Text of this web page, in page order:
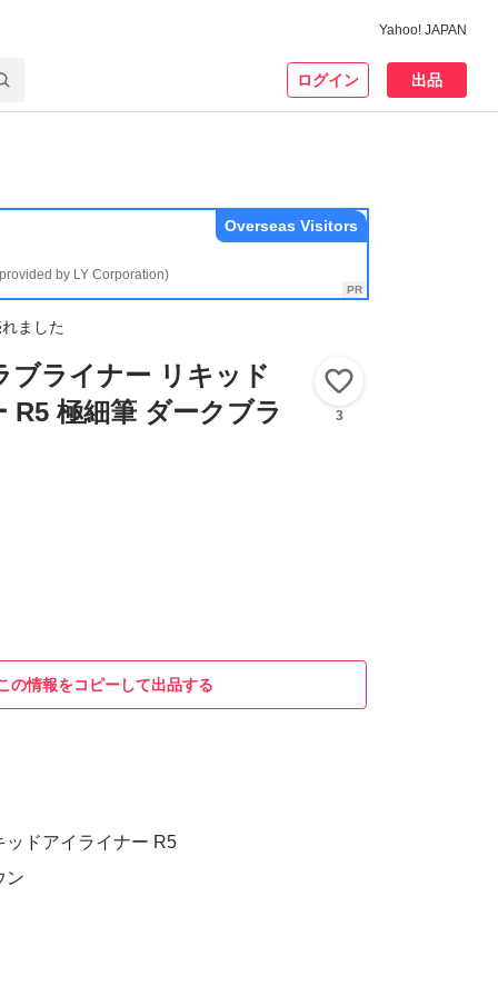
Yahoo! JAPAN
ログイン 出品
by LY Corporation)
Overseas Visitors
ました
ライナー リキッド
R5 極細筆 ダークブラ
3
の情報をコピーして出品する
ッドアイライナー R5
ン